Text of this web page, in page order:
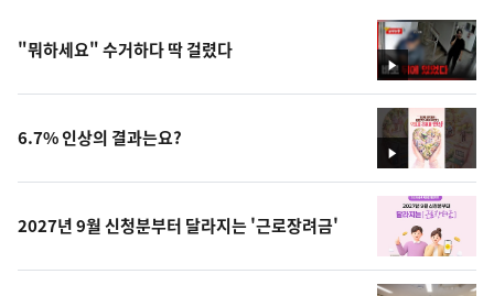
영
상
"뭐하세요" 수거하다 딱 걸렸다
영
상
6.7% 인상의 결과는요?
2027년 9월 신청분부터 달라지는 '근로장려금'